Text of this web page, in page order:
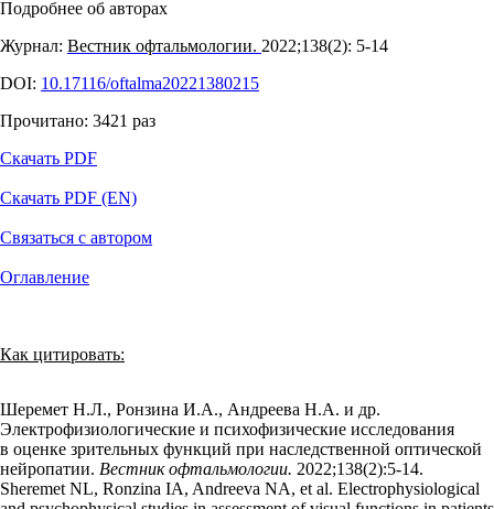
Подробнее об авторах
Журнал: Вестник офтальмологии. 2022;138(2): 5‑14
DOI: 10.17116/oftalma20221380215
Прочитано: 3421 раз
Скачать PDF
Скачать PDF (EN)
Связаться с автором
Оглавление
Как цитировать:
Шеремет Н.Л., Ронзина И.А., Андреева Н.А. и др.
Электрофизиологические и психофизические исследования
в оценке зрительных функций при наследственной оптической
нейропатии. Вестник офтальмологии. 2022;138(2):5‑14.
Sheremet NL, Ronzina IA, Andreeva NA, et al. Electrophysiological